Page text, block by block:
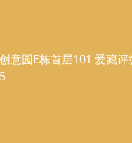
园E栋首层101 爱藏评